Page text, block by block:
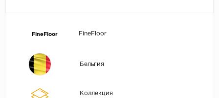
FineFloor FineFloor
Бельгия
Коллекция